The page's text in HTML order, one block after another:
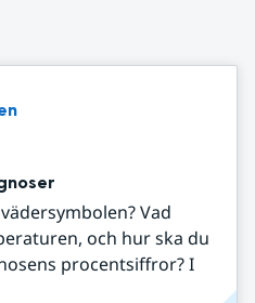
Vad
och hur ska du
procentsiffror? I